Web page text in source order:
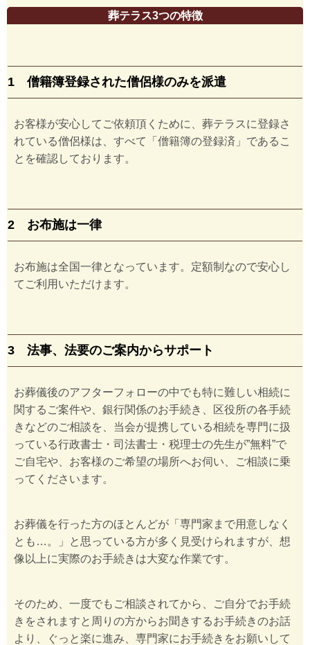
葬テラス3つの特徴
1 僧籍簿登録された僧侶様のみを派遣
お客様が安心してご依頼頂くために、葬テラスに登録さ
れている僧侶様は、すべて「僧籍簿の登録済」であるこ
とを確認しております。
2 お布施は一律
お布施は全国一律となっています。定額制なので安心し
てご利用いただけます。
3 法事、法要のご案内からサポート
お葬儀後のアフターフォローの中でも特に難しい相続に
関するご案件や、銀行関係のお手続き、区役所の各手続
きなどのご相談を、当会が提携している相続を専門に扱
っている行政書士・司法書士・税理士の先生が”無料”で
ご自宅や、お客様のご希望の場所へお伺い、ご相談に乗
ってくださいます。
お葬儀を行った方のほとんどが「専門家まで用意しなく
とも…。」と思っている方が多く見受けられますが、想
像以上に実際のお手続きは大変な作業です。
そのため、一度でもご相談されてから、ご自分でお手続
きをされますと周りの方からお聞きするお手続きのお話
より、ぐっと楽に進み、専門家にお手続きをお願いして